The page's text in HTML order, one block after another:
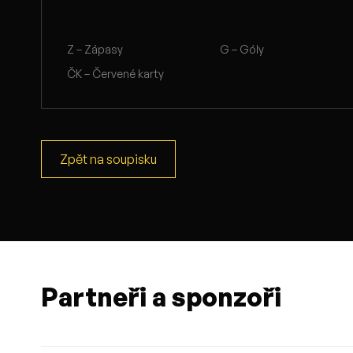
Z – Zápasy G – Góly
ČK – Červené karty
Zpět na soupisku
Partneři a sponzoři